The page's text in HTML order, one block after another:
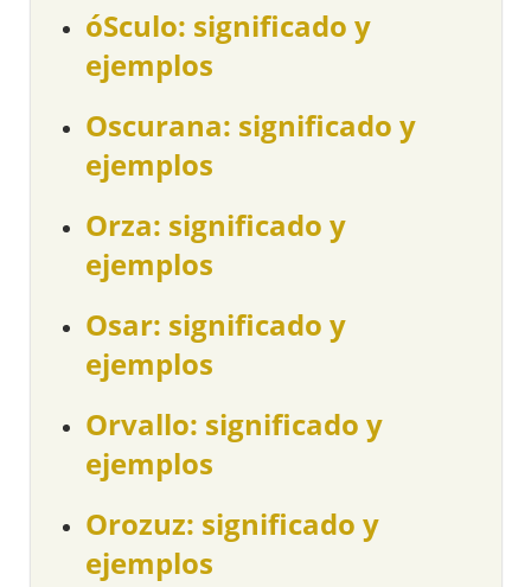
óSculo: significado y
ejemplos
Oscurana: significado y
ejemplos
Orza: significado y
ejemplos
Osar: significado y
ejemplos
Orvallo: significado y
ejemplos
Orozuz: significado y
ejemplos